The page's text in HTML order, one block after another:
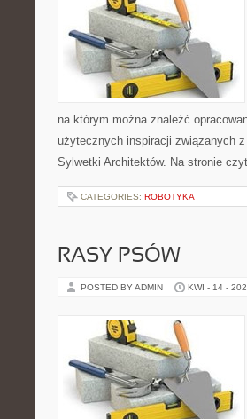
na którym można znaleźć
użytecznych inspiracji związanych
Sylwetki Architektów. Na stronie
CATEGORIES: ROBOTYKA
RASY PSÓW
POSTED BY ADMIN KWI - 14 -